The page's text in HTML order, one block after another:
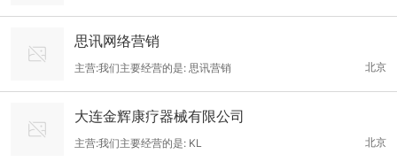
思讯网络营销
北京
主营:我们主要经营的是: 思讯营销
大连金辉康疗器械有限公司
北京
主营:我们主要经营的是: KL